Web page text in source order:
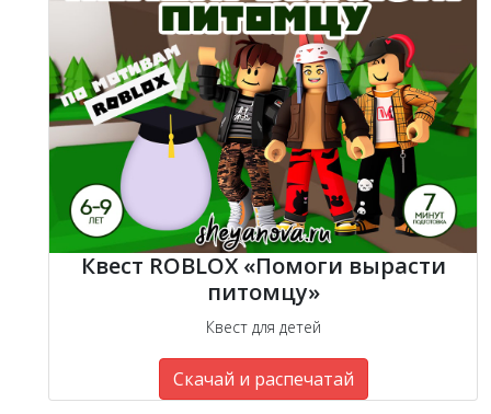
Квест ROBLOX «Помоги вырасти
питомцу»
Квест для детей
Скачай и распечатай